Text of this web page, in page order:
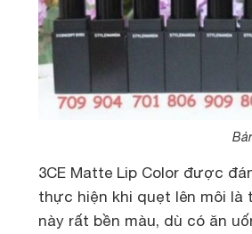
3CE Matte Lip Color được
thực hiện khi quẹt lên môi
này rất bền màu, dù có ăn